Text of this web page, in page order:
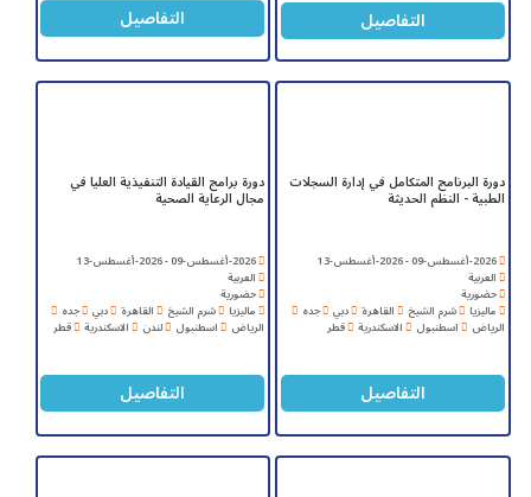
التفاصيل التفاصيل
دورة البرنامج المتكامل في إدارة السجلات
الطبية - النظم الحديثة
2026-أغسطس-09 - 2026-أغسطس-13
العربية
حضورية
ماليزيا شرم الشيخ القاهرة دبي جده
الرياض اسطنبول الاسكندرية قطر
التفاصيل
دورة برامج القيادة التنفيذية العليا في
مجال الرعاية الصحية
2026-أغسطس-09 - 2026-أغسطس-13
العربية
حضورية
ماليزيا شرم الشيخ القاهرة دبي جده
الرياض اسطنبول لندن الاسكندرية قطر
التفاصيل